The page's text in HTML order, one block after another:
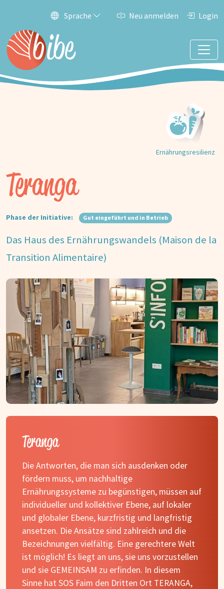
Sprache Neu anmelden Login
Ernährungs­resilienz
Teranga
Phase der Initiative: Gut eingeführt und in Betrieb
Das Haus des Ernährungswandels (Maison de la
Transition Alimentaire)
Teranga
Die Antworten, die man sich ausdenken oder
fördern muss, um nachhaltige
Ernährungssysteme zu begünstigen, müssen auf
individueller und kollektiver Ebene, auf lokaler
und globaler Ebene, kurzfristig und langfristig
ansetzen. Die Ansätze sind zahlreich und die
Bezeichnungen vielfältig. Eine gerechtere Welt
ist möglich! Es liegt an uns, sie uns vorzustellen
und sie GEMEINSAM zu erfinden. In diesem
Sinne hat SOS Faim den Dritten Ort TERANGA,